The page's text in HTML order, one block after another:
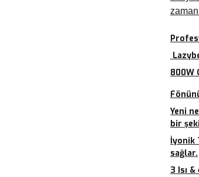
800W
F
Yeni
bir
İyonik
sağlar.
3 Isı